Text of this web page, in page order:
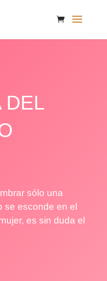
DEL
sólo una
se esconde en el
es sin duda el